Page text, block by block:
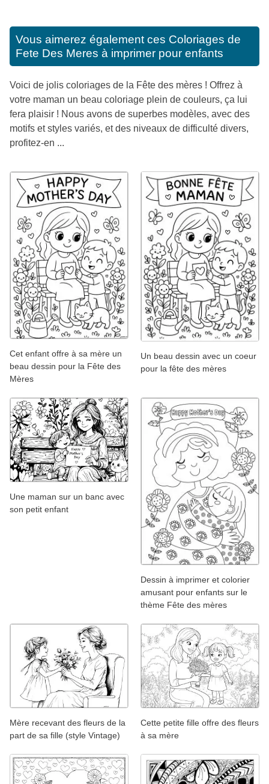
Vous aimerez également ces Coloriages de
Fete Des Meres à imprimer pour enfants
Voici de jolis coloriages de la Fête des mères ! Offrez à
votre maman un beau coloriage plein de couleurs, ça lui
fera plaisir ! Nous avons de superbes modèles, avec des
motifs et styles variés, et des niveaux de difficulté divers,
profitez-en ...
Cet enfant offre à sa mère un
beau dessin pour la Fête des
Mères
Un beau dessin avec un coeur
pour la fête des mères
Une maman sur un banc avec
son petit enfant
Dessin à imprimer et colorier
amusant pour enfants sur le
thème Fête des mères
Mère recevant des fleurs de la
part de sa fille (style Vintage)
Cette petite fille offre des fleurs
à sa mère